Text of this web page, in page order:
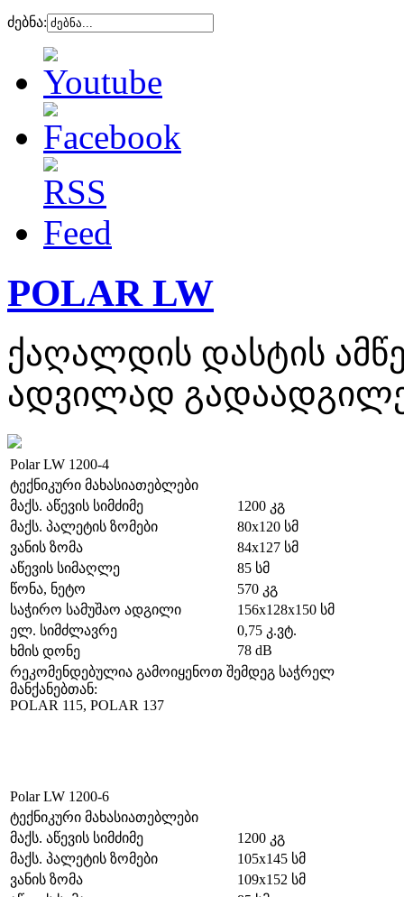
ძებნა:
POLAR LW
ქაღალდის დასტის
ადვილად
Polar LW 1200-4
ტექნიკური მახასიათებლები
მაქს. აწევის სიმძიმე
1200 კგ
მაქს. პალეტის ზომები
80х120 სმ
ვანის ზომა
84х127 სმ
აწევის სიმაღლე
85 სმ
წონა, ნეტო
570 კგ
საჭირო სამუშაო ადგილი
156x128x150 სმ
ელ. სიმძლავრე
0,75 კ.ვტ.
ხმის დონე
78 dB
რეკომენდებულია გამოიყენოთ შემდეგ საჭრელ
მანქანებთან:
POLAR 115, POLAR 137
Polar LW 1200-6
ტექნიკური მახასიათებლები
მაქს. აწევის სიმძიმე
1200 კგ
მაქს. პალეტის ზომები
105х145 სმ
ვანის ზომა
109х152 სმ